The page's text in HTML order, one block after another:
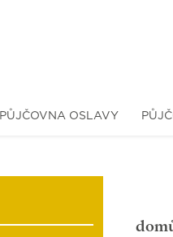
PŮJČOVNA OSLAVY